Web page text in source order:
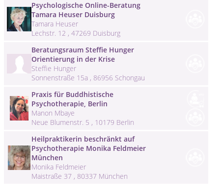
Psychologische Online-Beratung
Tamara Heuser Duisburg
Tamara Heuser
Lechstr. 12 , 47269 Duisburg
Beratungsraum Steffie Hunger
Orientierung in der Krise
Steffie Hunger
Sonnenstraße 15a , 86956 Schongau
Praxis für Buddhistische
Psychotherapie, Berlin
Manon Mbaye
Neue Blumenstr. 5 , 10179 Berlin
Heilpraktikerin beschränkt auf
Psychotherapie Monika Feldmeier
München
Monika Feldmeier
Maistraße 37 , 80337 München